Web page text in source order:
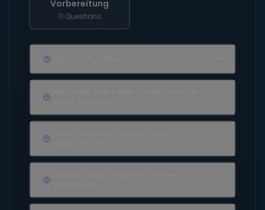
Vorbereitung
11 Questions